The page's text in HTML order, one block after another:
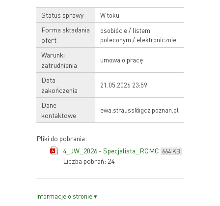
Status sprawy W toku
Forma składania
ofert
osobiście / listem
poleconym / elektronicznie
Warunki
zatrudnienia
umowa o pracę
Data
zakończenia
21.05.2026 23:59
Dane
kontaktowe
ewa.strauss@igcz.poznan.pl
Pliki do pobrania:
4_JW_2026 - Specjalista_RCMC 664 KB
Liczba pobrań: 24
Informacje o stronie ▾